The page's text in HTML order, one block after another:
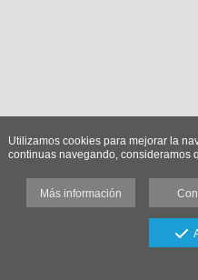
Utilizamos cookies para mejorar la
continuas navegando, consideramos
Más información